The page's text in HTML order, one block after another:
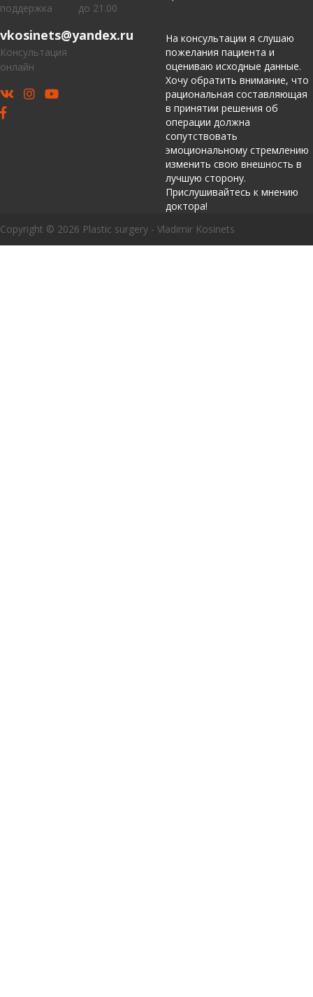
поддержка
vkosinets@yandex.ru
Консультация
онлайн
до 21.00
На консультации я слушаю
пожелания пациента и
оцениваю исходные данные.
Хочу обратить внимание, что
рациональная составляющая
в принятии решения об
операции должна
сопутствовать
эмоциональному стремлению
изменить свою внешность в
лучшую сторону.
Прислушивайтесь к мнению
доктора!
Copyright © 2026 Plastic surgery - Vladimir Kosinets